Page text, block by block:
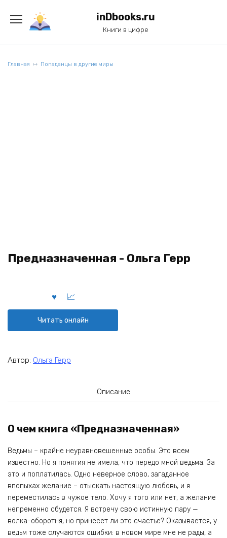
содержанию
inDbooks.ru
Книги в цифре
Главная Попаданцы в другие миры
Предназначенная - Ольга Герр
Читать онлайн
Автор: Ольга Герр
Описание
О чем книга «Предназначенная»
Ведьмы – крайне неуравновешенные особы. Это всем
известно. Но я понятия не имела, что передо мной ведьма. За
это и поплатилась. Одно неверное слово, загаданное
впопыхах желание – отыскать настоящую любовь, и я
переместилась в чужое тело. Хочу я того или нет, а желание
непременно сбудется. Я встречу свою истинную пару —
волка-оборотня, но принесет ли это счастье? Оказывается, у
ведьм тоже случаются ошибки: в новом мире мне не рады, а